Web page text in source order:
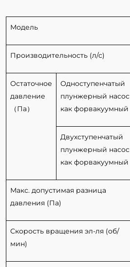
Модель
Производительность (л/с)
Остаточное
давление
（Па）
Одноступенчатый
плунжерный насос
как форвакуумный
Двухступенчатый
плунжерный насос
как форвакуумный
Макс. допустимая разница
давления (Па)
Скорость вращения эл-ля (об/
мин)